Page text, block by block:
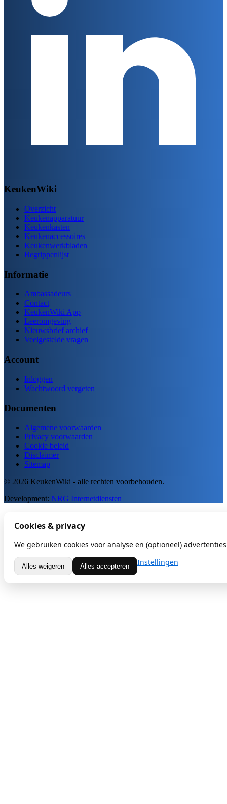
KeukenWiki
Overzicht
Keukenapparatuur
Keukenkasten
Keukenaccessoires
Keukenwerkbladen
Begrippenlijst
Informatie
Ambassadeurs
Contact
KeukenWiki App
Leeromgeving
Nieuwsbrief archief
Veelgestelde vragen
Account
Inloggen
Wachtwoord vergeten
Documenten
Algemene voorwaarden
Privacy voorwaarden
Cookie beleid
Disclaimer
Sitemap
© 2026 KeukenWiki - alle rechten voorbehouden.
Development: NRG Internetdiensten
Cookies & privacy
We gebruiken cookies voor analyse en (optioneel)
Alles weigeren Alles accepteren Instellingen